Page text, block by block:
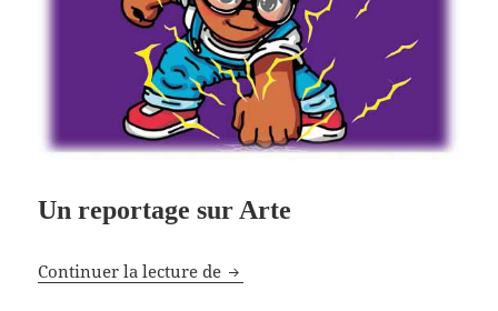
Un reportage sur Arte
Continuer la lecture de Espionnés par nos applications